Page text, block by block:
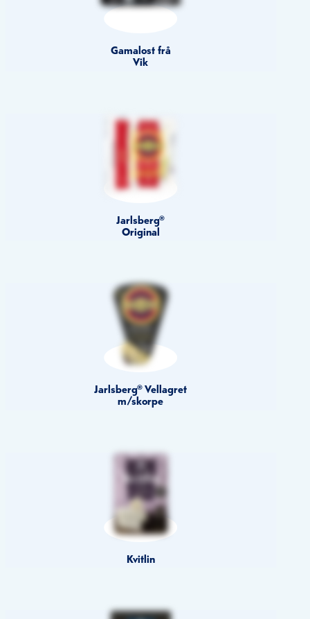
Gamalost frå
Vik
Jarlsberg®
Original
Jarlsberg® Vellagret
m/skorpe
Kvitlin